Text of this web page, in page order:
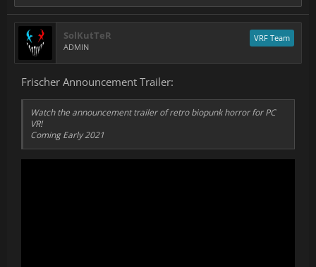
SolKutTeR
ADMIN
VRF Team
Frischer Announcement Trailer:
Watch the announcement trailer of retro biopunk horror for PC
VR!
Coming Early 2021